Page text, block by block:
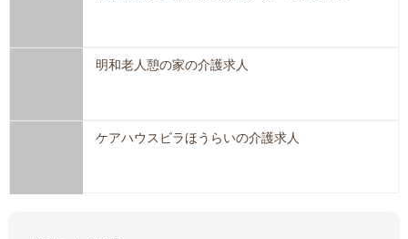
明和老人憩の家の介護求人
ケアハウスビラほうらいの介護求人